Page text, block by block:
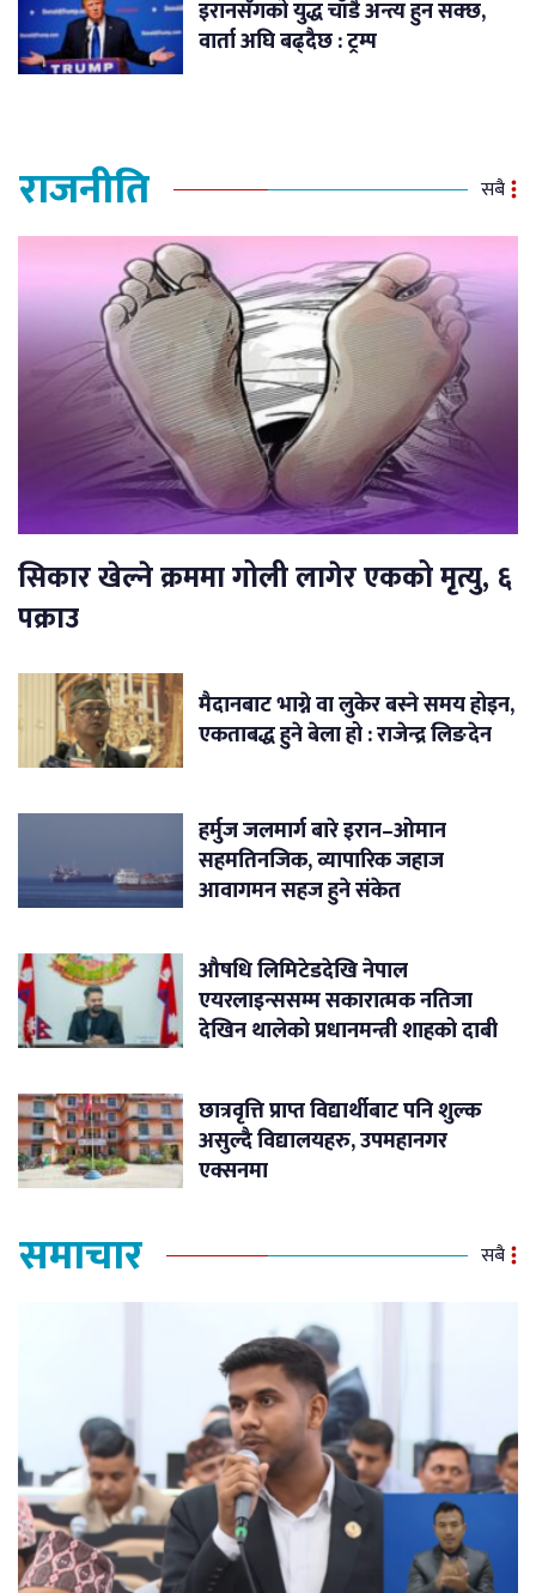
इरानसँगको युद्ध चाँडै अन्त्य हुन सक्छ,
वार्ता अघि बढ्दैछ : ट्रम्प
राजनीति सबै
सिकार खेल्ने क्रममा गोली लागेर एकको मृत्यु, ६
पक्राउ
मैदानबाट भाग्ने वा लुकेर बस्ने समय होइन,
एकताबद्ध हुने बेला हो : राजेन्द्र लिङदेन
हर्मुज जलमार्ग बारे इरान–ओमान
सहमतिनजिक, व्यापारिक जहाज
आवागमन सहज हुने संकेत
औषधि लिमिटेडदेखि नेपाल
एयरलाइन्ससम्म सकारात्मक नतिजा
देखिन थालेको प्रधानमन्त्री शाहको दाबी
छात्रवृत्ति प्राप्त विद्यार्थीबाट पनि शुल्क
असुल्दै विद्यालयहरु, उपमहानगर
एक्सनमा
समाचार सबै